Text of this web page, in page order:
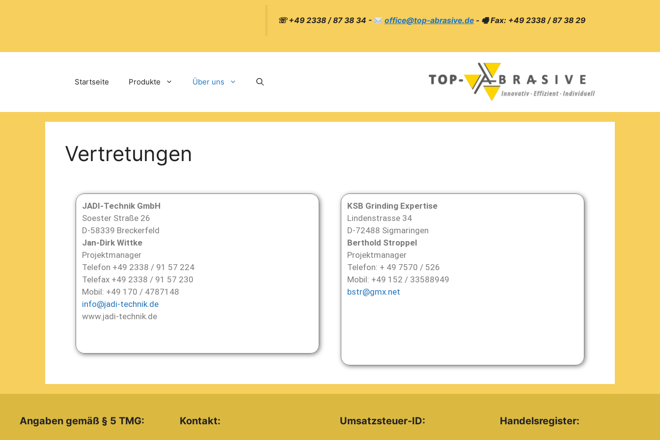
☏ +49 2338 / 87 38 34 - office@top-abrasive.de - 🖷 Fax: +49 2338 / 87 38 29
Startseite Produkte Über uns
Vertretungen
JADI-Technik GmbH
Soester Straße 26
D-58339 Breckerfeld
Jan-Dirk Wittke
Projektmanager
Telefon +49 2338 / 91 57 224
Telefax +49 2338 / 91 57 230
Mobil: +49 170 / 4787148
info@jadi-technik.de
www.jadi-technik.de
KSB Grinding Expertise
Lindenstrasse 34
D-72488 Sigmaringen
Berthold Stroppel
Projektmanager
Telefon: + 49 7570 / 526
Mobil: +49 152 / 33588949
bstr@gmx.net
Angaben gemäß § 5 TMG: Kontakt: Umsatzsteuer-ID: Handelsregister: